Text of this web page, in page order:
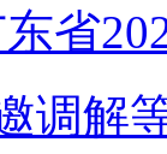
东省
调解